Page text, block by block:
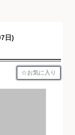
日)
お気に入り